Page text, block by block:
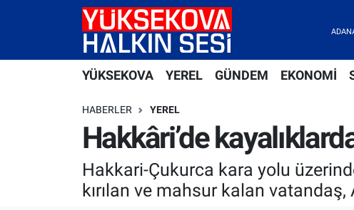
YÜKSEKOVA YEREL GÜNDEM EKONOMİ
HABERLER YEREL
Hakkâri’de
Hakkari-Çukurca kara yolu
kırılan ve mahsur kalan vatandaş,
Yüksekova Nöbetçi Eczaneler
Yüksekova Trafik Yoğunluk Haritası
Süper Lig Puan Durumu ve Fikstür
Tüm Manşetler